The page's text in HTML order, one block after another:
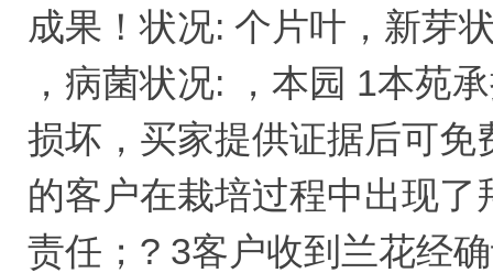
成果！状况: 个片叶，新芽
，病菌状况: ，本园 1本苑
损坏，买家提供证据后可
的客户在栽培过程中出现
责任；? 3客户收到兰花经